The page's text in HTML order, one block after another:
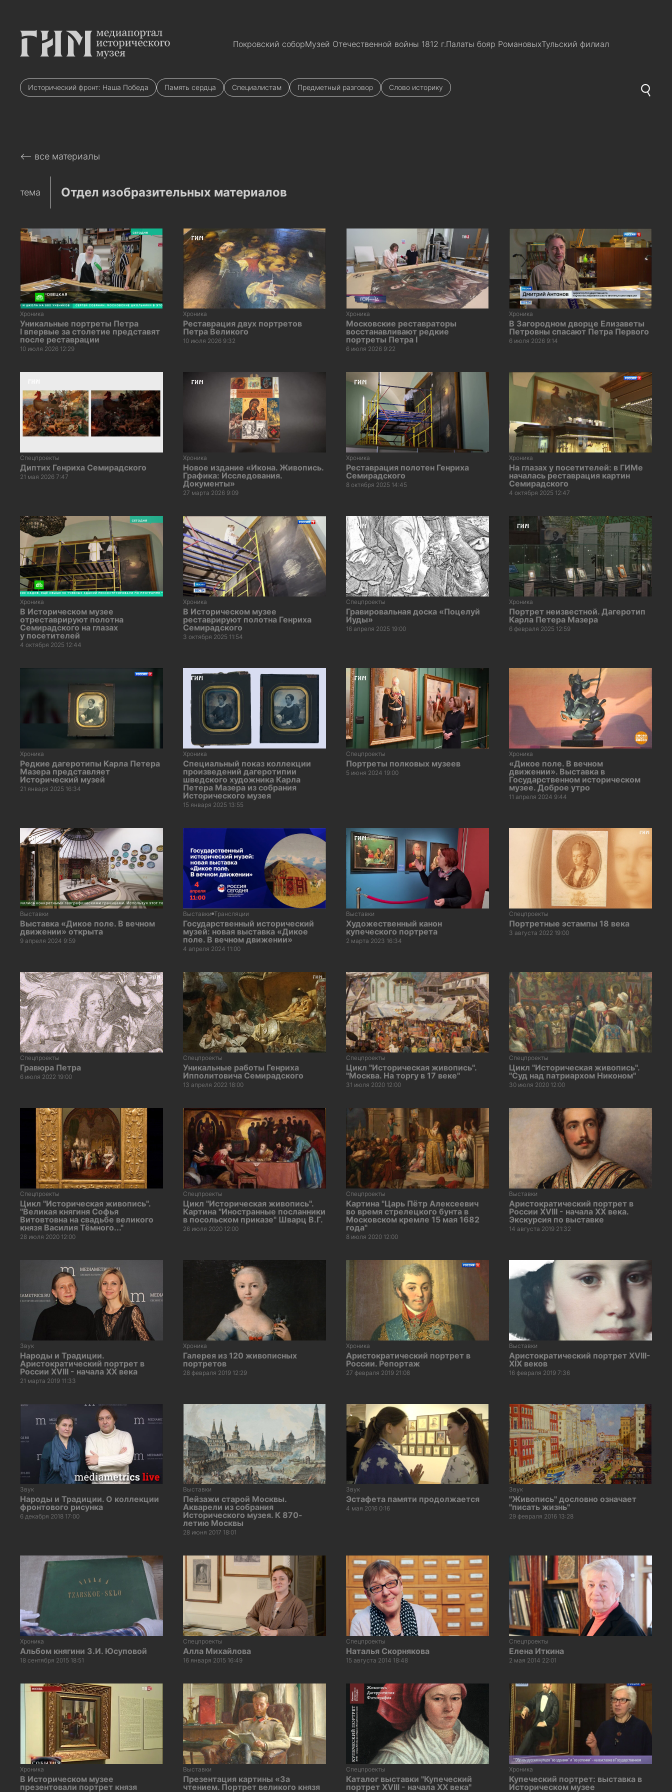
Покровский соборМузей Отечественной войны 1812 г.Палаты бояр РомановыхТульский филиал
Исторический фронт: Наша Победа Память сердца Специалистам Предметный разговор Слово историку
⟵ все материалы
тема Отдел изобразительных материалов
Хроника
Уникальные портреты Петра
I впервые за столетие представят
после реставрации
10 июля 2026 12:29
Хроника
Реставрация двух портретов
Петра Великого
10 июля 2026 9:32
Хроника
Московские реставраторы
восстанавливают редкие
портреты Петра I
6 июля 2026 9:22
Хроника
В Загородном дворце Елизаветы
Петровны спасают Петра Первого
6 июля 2026 9:14
Спецпроекты
Диптих Генриха Семирадского
21 мая 2026 7:47
Хроника
Новое издание «Икона. Живопись.
Графика: Исследования.
Документы»
27 марта 2026 9:09
Хроника
Реставрация полотен Генриха
Семирадского
8 октября 2025 14:45
Хроника
На глазах у посетителей: в ГИМе
началась реставрация картин
Семирадского
4 октября 2025 12:47
Хроника
В Историческом музее
отреставрируют полотна
Семирадского на глазах
у посетителей
4 октября 2025 12:44
Хроника
В Историческом музее
реставрируют полотна Генриха
Семирадского
3 октября 2025 11:54
Спецпроекты
Гравировальная доска «Поцелуй
Иуды»
16 апреля 2025 19:00
Хроника
Портрет неизвестной. Дагеротип
Карла Петера Мазера
6 февраля 2025 12:59
Хроника
Редкие дагеротипы Карла Петера
Мазера представляет
Исторический музей
21 января 2025 16:34
Хроника
Специальный показ коллекции
произведений дагеротипии
шведского художника Карла
Петера Мазера из собрания
Исторического музея
15 января 2025 13:55
Спецпроекты
Портреты полковых музеев
5 июня 2024 19:00
Хроника
«Дикое поле. В вечном
движении». Выставка в
Государственном историческом
музее. Доброе утро
11 апреля 2024 9:44
Выставки
Выставка «Дикое поле. В вечном
движении» открыта
9 апреля 2024 9:59
Выставки Трансляции
Государственный исторический
музей: новая выставка «Дикое
поле. В вечном движении»
4 апреля 2024 11:00
Выставки
Художественный канон
купеческого портрета
2 марта 2023 16:34
Спецпроекты
Портретные эстампы 18 века
3 августа 2022 19:00
Спецпроекты
Гравюра Петра
6 июля 2022 19:00
Спецпроекты
Уникальные работы Генриха
Ипполитовича Семирадского
13 апреля 2022 18:00
Спецпроекты
Цикл "Историческая живопись".
"Москва. На торгу в 17 веке"
31 июля 2020 12:00
Спецпроекты
Цикл "Историческая живопись".
"Суд над патриархом Никоном"
30 июля 2020 12:00
Спецпроекты
Цикл "Историческая живопись".
"Великая княгиня Софья
Витовтовна на свадьбе великого
князя Василия Тёмного..."
28 июля 2020 12:00
Спецпроекты
Цикл "Историческая живопись".
Картина "Иностранные посланники
в посольском приказе" Шварц В.Г.
26 июля 2020 12:00
Спецпроекты
Картина "Царь Пётр Алексеевич
во время стрелецкого бунта в
Московском кремле 15 мая 1682
года"
8 июля 2020 12:00
Выставки
Аристократический портрет в
России XVIII - начала XX века.
Экскурсия по выставке
14 августа 2019 21:32
Звук
Народы и Традиции.
Аристократический портрет в
России XVIII - начала XX века
21 марта 2019 11:33
Хроника
Галерея из 120 живописных
портретов
28 февраля 2019 12:29
Хроника
Аристократический портрет в
России. Репортаж
27 февраля 2019 21:08
Выставки
Аристократический портрет XVIII-
XIX веков
16 февраля 2019 7:36
Звук
Народы и Традиции. О коллекции
фронтового рисунка
6 декабря 2018 17:00
Выставки
Пейзажи старой Москвы.
Акварели из собрания
Исторического музея. К 870-
летию Москвы
28 июня 2017 18:01
Звук
Эстафета памяти продолжается
4 мая 2016 0:16
Звук
"Живопись" дословно означает
"писать жизнь"
29 февраля 2016 13:28
Хроника
Альбом княгини З.И. Юсуповой
18 сентября 2015 18:51
Спецпроекты
Алла Михайлова
16 января 2015 16:49
Спецпроекты
Наталья Скорнякова
15 августа 2014 18:48
Спецпроекты
Елена Иткина
2 мая 2014 22:01
Хроника
В Историческом музее
презентовали портрет князя
Выставки
Презентация картины «За
чтением. Портрет великого князя
Спецпроекты
Каталог выставки "Купеческий
портрет XVIII - начала XX века"
Хроника
Купеческий портрет: выставка в
Историческом музее